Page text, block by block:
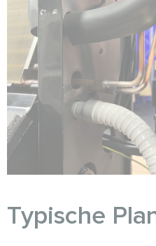
Typische